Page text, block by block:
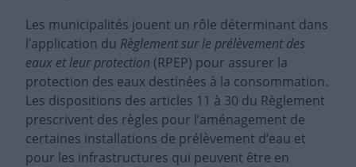
Les municipalités jouent un rôle déterminant dans
l’application du Règlement sur le prélèvement des
eaux et leur protection (RPEP) pour assurer la
protection des eaux destinées à la consommation.
Les dispositions des articles 11 à 30 du Règlement
prescrivent des règles pour l’aménagement de
certaines installations de prélèvement d’eau et
pour les infrastructures qui peuvent être en